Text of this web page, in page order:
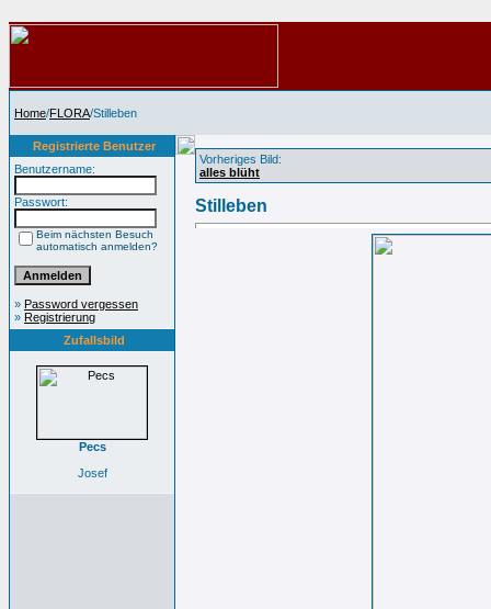
Home/FLORA/Stilleben
Registrierte Benutzer
Benutzername:
Passwort:
Beim nächsten Besuch
automatisch anmelden?
» Password vergessen
» Registrierung
Zufallsbild
Pecs
Josef
Vorheriges Bild:
alles blüht
Stilleben